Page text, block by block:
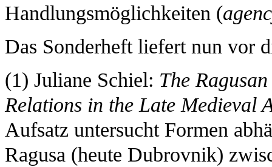
Handlungsmöglichkeiten (
Das Sonderheft liefert nun vor
(1) Juliane Schiel: The
Relations in the Late Medieval
Aufsatz untersucht Formen
Ragusa (heute Dubrovnik)